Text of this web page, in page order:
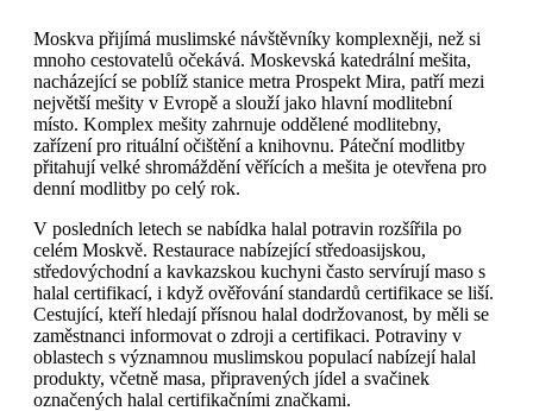
Moskva přijímá muslimské návštěvníky komplexněji, než si
mnoho cestovatelů očekává. Moskevská katedrální mešita,
nacházející se poblíž stanice metra Prospekt Mira, patří mezi
největší mešity v Evropě a slouží jako hlavní modlitební
místo. Komplex mešity zahrnuje oddělené modlitebny,
zařízení pro rituální očištění a knihovnu. Páteční modlitby
přitahují velké shromáždění věřících a mešita je otevřena pro
denní modlitby po celý rok.
V posledních letech se nabídka halal potravin rozšířila po
celém Moskvě. Restaurace nabízející středoasijskou,
středovýchodní a kavkazskou kuchyni často servírují maso s
halal certifikací, i když ověřování standardů certifikace se liší.
Cestující, kteří hledají přísnou halal dodržovanost, by měli se
zaměstnanci informovat o zdroji a certifikaci. Potraviny v
oblastech s významnou muslimskou populací nabízejí halal
produkty, včetně masa, připravených jídel a svačinek
označených halal certifikačními značkami.